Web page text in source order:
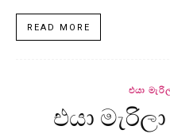
READ MORE
එයා
එයා